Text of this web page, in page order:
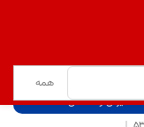
ایرانی و اسلامی